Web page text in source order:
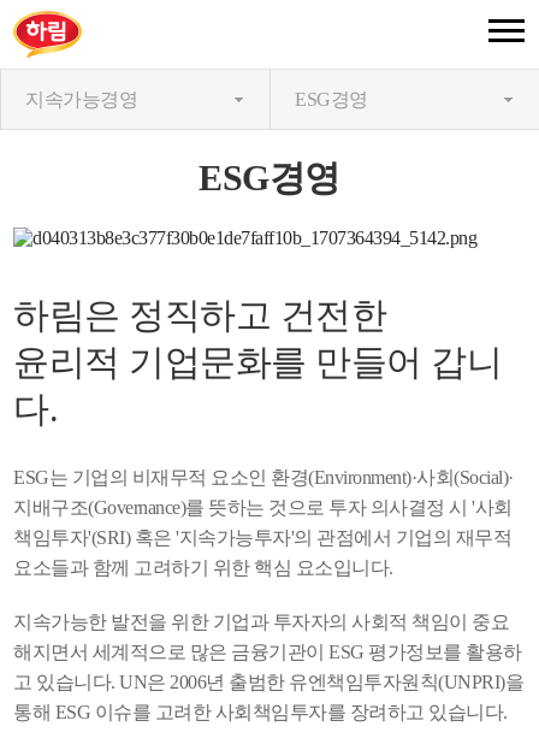
지속가능경영 ESG경영
ESG경영
하림은 정직하고 건전한
윤리적 기업문화를 만들어 갑니
다.
ESG는 기업의 비재무적 요소인 환경(Environment)·사회(Social)·
지배구조(Governance)를 뜻하는 것으로 투자 의사결정 시 '사회
책임투자'(SRI) 혹은 '지속가능투자'의 관점에서 기업의 재무적
요소들과 함께 고려하기 위한 핵심 요소입니다.
지속가능한 발전을 위한 기업과 투자자의 사회적 책임이 중요
해지면서 세계적으로 많은 금융기관이 ESG 평가정보를 활용하
고 있습니다. UN은 2006년 출범한 유엔책임투자원칙(UNPRI)을
통해 ESG 이슈를 고려한 사회책임투자를 장려하고 있습니다.